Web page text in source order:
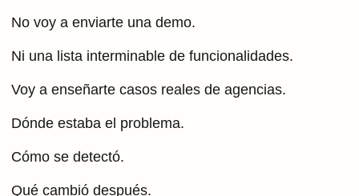
No voy a enviarte una demo.
Ni una lista interminable de funcionalidades.
Voy a enseñarte casos reales de agencias.
Dónde estaba el problema.
Cómo se detectó.
Qué cambió después.